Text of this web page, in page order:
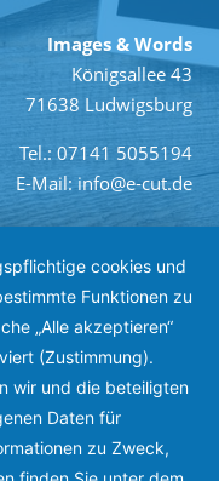
Images & Words
Königsallee 43
71638 Ludwigsburg
Tel.: 07141 5055194
E-Mail: info@e-cut.de
cookies und
Funktionen zu
„Alle akzeptieren“
(Zustimmung).
wir und die beteiligten
Daten für
zu Zweck,